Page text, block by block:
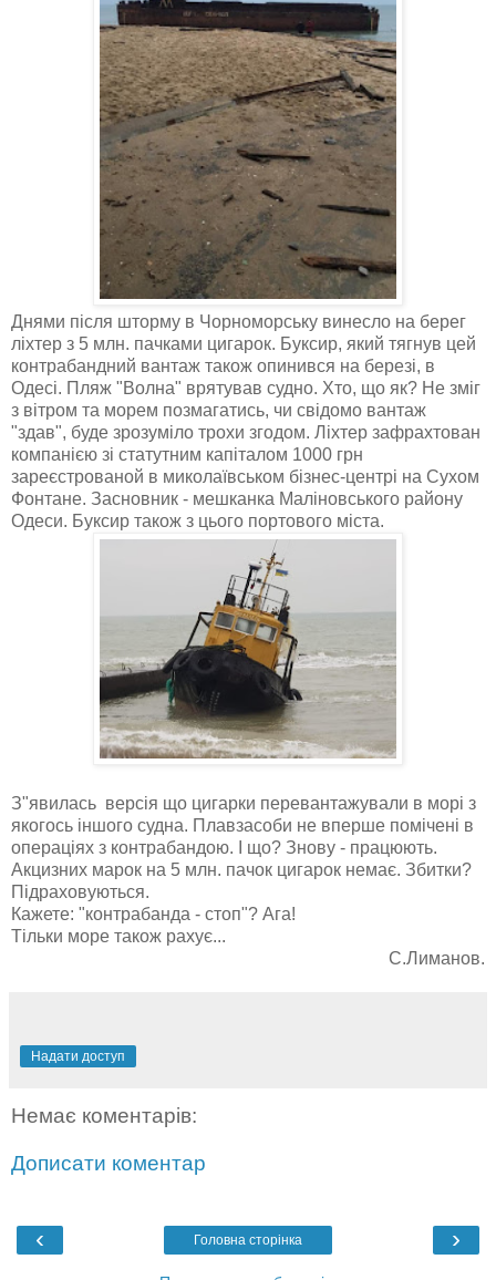
Днями після шторму в Чорноморську винесло на берег
ліхтер з 5 млн. пачками цигарок. Буксир, який тягнув цей
контрабандний вантаж також опинився на березі, в
Одесі. Пляж "Волна" врятував судно. Хто, що як? Не зміг
з вітром та морем позмагатись, чи свідомо вантаж
"здав", буде зрозуміло трохи згодом. Ліхтер зафрахтован
компанією зі статутним капіталом 1000 грн
зареєстрованой в миколаївськом бізнес-центрі на Сухом
Фонтане. Засновник - мешканка Маліновського району
Одеси. Буксир також з цього портового міста.
З"явилась версія що цигарки перевантажували в морі з
якогось іншого судна. Плавзасоби не вперше помічені в
операціях з контрабандою. І що? Знову - працюють.
Акцизних марок на 5 млн. пачок цигарок немає. Збитки?
Підраховуються.
Кажете: "контрабанда - стоп"? Ага!
Тільки море також рахує...
С.Лиманов.
Надати доступ
Немає коментарів:
Дописати коментар
‹ ›
Головна сторінка